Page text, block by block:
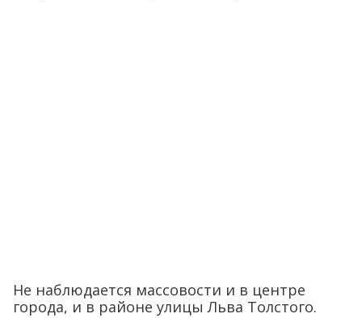
Не наблюдается массовости и в центре
города, и в районе улицы Льва Толстого.